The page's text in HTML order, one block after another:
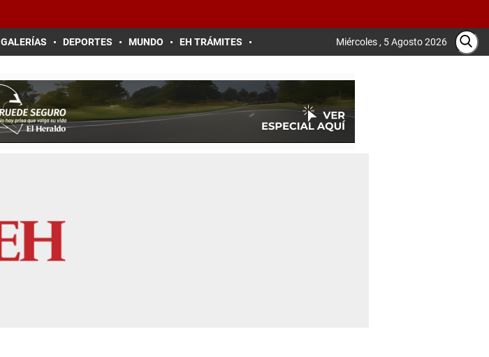
DEPORTES MUNDO EH TRÁMITES Miércoles , 5 Agosto 2026